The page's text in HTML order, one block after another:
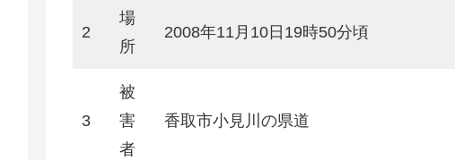
2
場
所
2008年11月10日19時50分頃
3
被
害
者
香取市小見川の県道